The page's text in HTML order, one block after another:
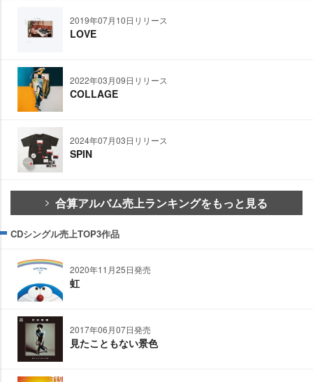
2019年07月10日リリース
LOVE
2022年03月09日リリース
COLLAGE
2024年07月03日リリース
SPIN
合算アルバム売上ランキングをもっと見る
CDシングル売上TOP3作品
2020年11月25日発売
虹
2017年06月07日発売
見たこともない景色